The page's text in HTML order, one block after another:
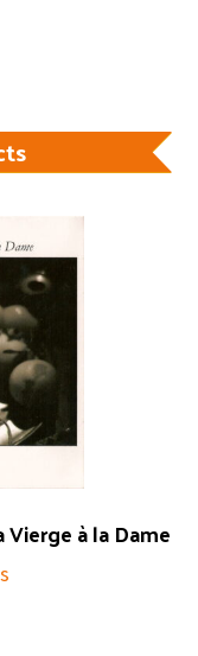
Vierge à la Dame